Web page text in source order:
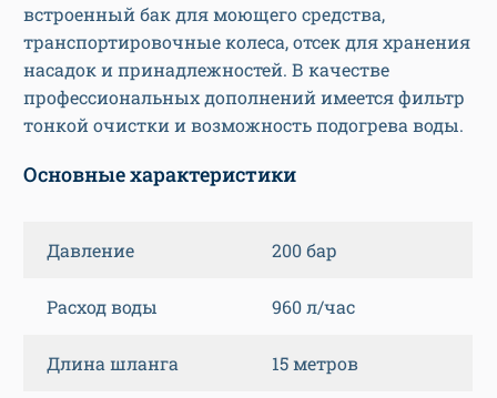
встроенный бак для моющего средства,
транспортировочные колеса, отсек для хранения
насадок и принадлежностей. В качестве
профессиональных дополнений имеется фильтр
тонкой очистки и возможность подогрева воды.
Основные характеристики
Давление 200 бар
Расход воды 960 л/час
Длина шланга 15 метров